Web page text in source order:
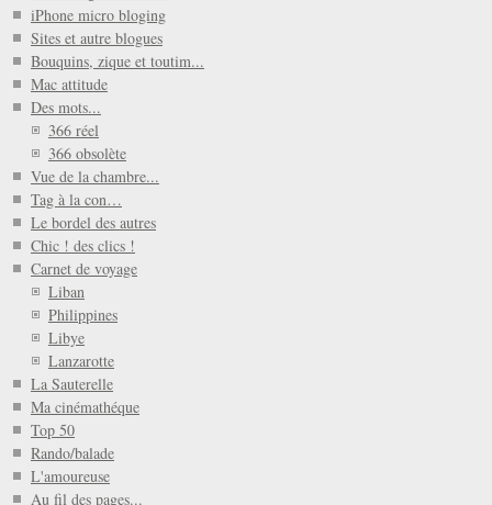
iPhone micro bloging
Sites et autre blogues
Bouquins, zique et toutim...
Mac attitude
Des mots...
366 réel
366 obsolète
Vue de la chambre...
Tag à la con…
Le bordel des autres
Chic ! des clics !
Carnet de voyage
Liban
Philippines
Libye
Lanzarotte
La Sauterelle
Ma cinémathéque
Top 50
Rando/balade
L'amoureuse
Au fil des pages...